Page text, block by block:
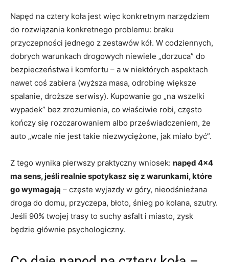
Napęd na cztery koła jest więc konkretnym narzędziem
do rozwiązania konkretnego problemu: braku
przyczepności jednego z zestawów kół. W codziennych,
dobrych warunkach drogowych niewiele „dorzuca” do
bezpieczeństwa i komfortu – a w niektórych aspektach
nawet coś zabiera (wyższa masa, odrobinę większe
spalanie, droższe serwisy). Kupowanie go „na wszelki
wypadek” bez zrozumienia, co właściwie robi, często
kończy się rozczarowaniem albo przeświadczeniem, że
auto „wcale nie jest takie niezwyciężone, jak miało być”.
Z tego wynika pierwszy praktyczny wniosek: napęd 4×4
ma sens, jeśli realnie spotykasz się z warunkami, które
go wymagają – częste wyjazdy w góry, nieodśnieżana
droga do domu, przyczepa, błoto, śnieg po kolana, szutry.
Jeśli 90% twojej trasy to suchy asfalt i miasto, zysk
będzie głównie psychologiczny.